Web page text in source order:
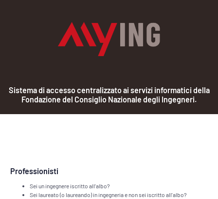
Sistema di accesso centralizzato ai servizi informatici della
Fondazione del Consiglio Nazionale degli Ingegneri.
Professionisti
Sei un ingegnere iscritto all’albo?
Sei laureato (o laureando) in ingegneria e non sei iscritto all'albo?